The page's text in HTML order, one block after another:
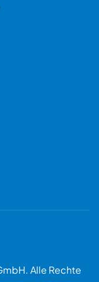
Alle Rechte